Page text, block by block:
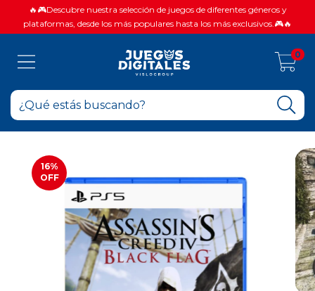
🔥🎮Descubre nuestra selección de juegos de diferentes géneros y
plataformas, desde los más populares hasta los más exclusivos.🎮🔥
0
16%
OFF